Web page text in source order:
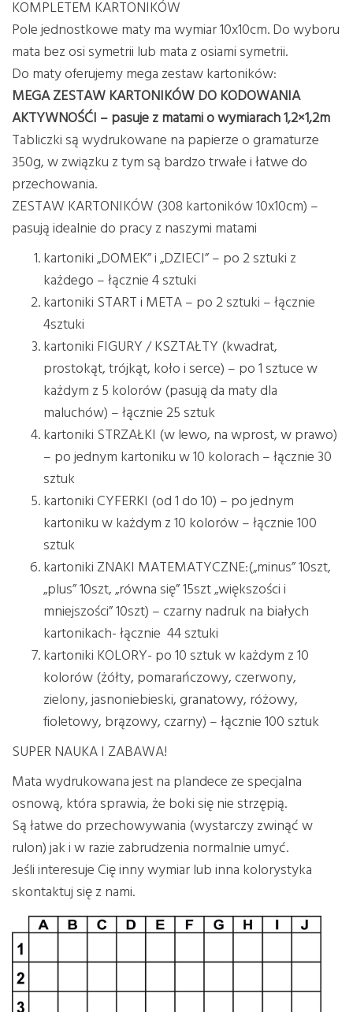
KOMPLETEM KARTONIKÓW
Pole jednostkowe maty ma wymiar 10x10cm. Do wyboru
mata bez osi symetrii lub mata z osiami symetrii.
Do maty oferujemy mega zestaw kartoników:
MEGA ZESTAW KARTONIKÓW DO KODOWANIA
AKTYWNOŚĆI – pasuje z matami o wymiarach 1,2×1,2m
Tabliczki są wydrukowane na papierze o gramaturze
350g, w związku z tym są bardzo trwałe i łatwe do
przechowania.
ZESTAW KARTONIKÓW (308 kartoników 10x10cm) –
pasują idealnie do pracy z naszymi matami
kartoniki „DOMEK” i „DZIECI” – po 2 sztuki z
każdego – łącznie 4 sztuki
kartoniki START i META – po 2 sztuki – łącznie
4sztuki
kartoniki FIGURY / KSZTAŁTY (kwadrat,
prostokąt, trójkąt, koło i serce) – po 1 sztuce w
każdym z 5 kolorów (pasują da maty dla
maluchów) – łącznie 25 sztuk
kartoniki STRZAŁKI (w lewo, na wprost, w prawo)
– po jednym kartoniku w 10 kolorach – łącznie 30
sztuk
kartoniki CYFERKI (od 1 do 10) – po jednym
kartoniku w każdym z 10 kolorów – łącznie 100
sztuk
kartoniki ZNAKI MATEMATYCZNE:(„minus” 10szt,
„plus” 10szt, „równa się” 15szt „większości i
mniejszości” 10szt) – czarny nadruk na białych
kartonikach- łącznie 44 sztuki
kartoniki KOLORY- po 10 sztuk w każdym z 10
kolorów (żółty, pomarańczowy, czerwony,
zielony, jasnoniebieski, granatowy, różowy,
fioletowy, brązowy, czarny) – łącznie 100 sztuk
SUPER NAUKA I ZABAWA!
Mata wydrukowana jest na plandece ze specjalna
osnową, która sprawia, że boki się nie strzępią.
Są łatwe do przechowywania (wystarczy zwinąć w
rulon) jak i w razie zabrudzenia normalnie umyć.
Jeśli interesuje Cię inny wymiar lub inna kolorystyka
skontaktuj się z nami.